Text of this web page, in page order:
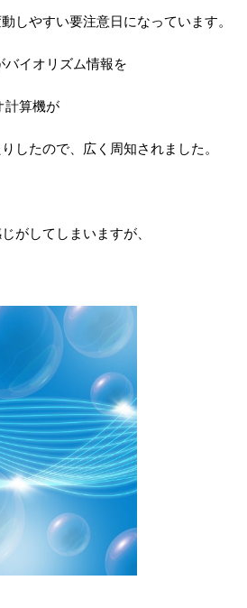
しやすい要注意日になっています。
イオリズム情報を
計算機が
したので、広く周知されました。
がしてしまいますが、